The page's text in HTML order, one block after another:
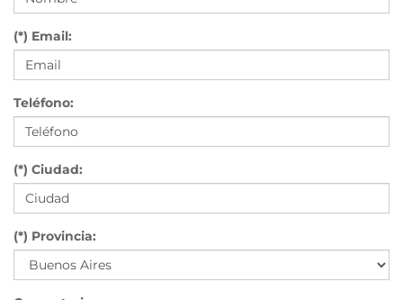
(*) Email:
Teléfono:
(*) Ciudad:
(*) Provincia: